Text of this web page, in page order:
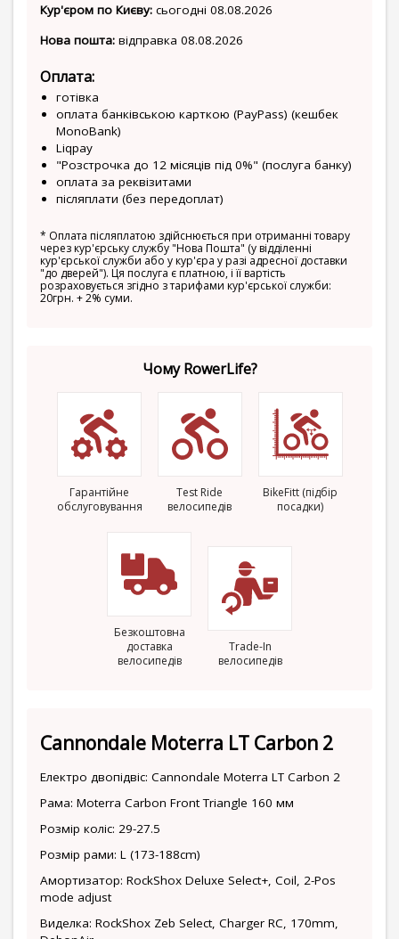
Кур'єром по Києву: сьогодні 08.08.2026
Нова пошта: відправка 08.08.2026
Оплата:
готівка
оплата банківською карткою (PayPass) (кешбек
MonoBank)
Liqpay
"Розстрочка до 12 місяців під 0%" (послуга банку)
оплата за реквізитами
післяплати (без передоплат)
* Оплата післяплатою здійснюється при отриманні товару
через кур'єрську службу "Нова Пошта" (у відділенні
кур'єрської служби або у кур'єра у разі адресної доставки
"до дверей"). Ця послуга є платною, і її вартість
розраховується згідно з тарифами кур'єрської служби:
20грн. + 2% суми.
Чому RowerLife?
Гарантійне
обслуговування
Test Ride
велосипедів
BikeFitt (підбір
посадки)
Безкоштовна
доставка
велосипедів
Trade-In
велосипедів
Cannondale Moterra LT Carbon 2
Електро двопідвіс: Cannondale Moterra LT Carbon 2
Рама: Moterra Carbon Front Triangle 160 мм
Розмір коліс: 29-27.5
Розмір рами: L (173-188cm)
Амортизатор: RockShox Deluxe Select+, Coil, 2-Pos
mode adjust
Виделка: RockShox Zeb Select, Charger RC, 170mm,